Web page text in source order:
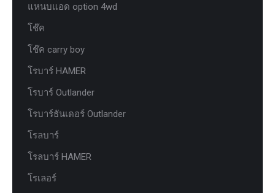
แหนบแอด option 4wd
โช๊ค
โช๊ค carry boy
โรบาร์ HAMER
โรบาร์ Outlander
โรบาร์ธันเดอร์ Outlander
โรลบาร์
โรลบาร์ HAMER
โรเลอร์